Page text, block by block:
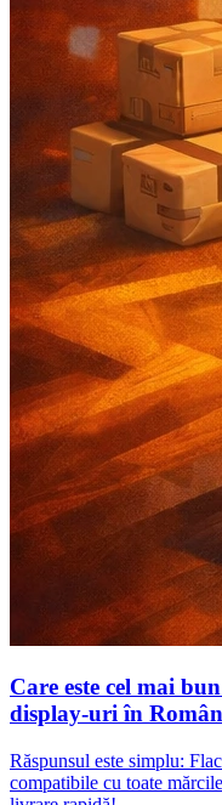
Care este cel mai
display-uri în
Răspunsul este simplu:
compatibile cu toate